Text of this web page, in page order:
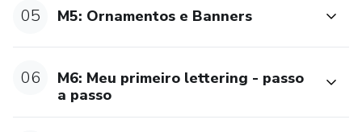
05 M5: Ornamentos e Banners
06
M6: Meu primeiro lettering - passo
a passo